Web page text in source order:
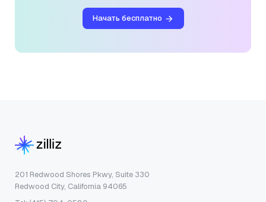
Начать бесплатно
201 Redwood Shores Pkwy, Suite 330
Redwood City, California 94065